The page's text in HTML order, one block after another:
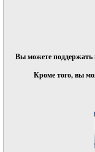
Вы можете поддержать
Кроме того, вы